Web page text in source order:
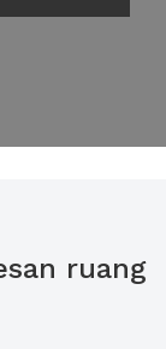
ruang